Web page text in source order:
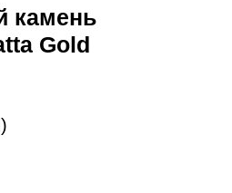
камень
Gold